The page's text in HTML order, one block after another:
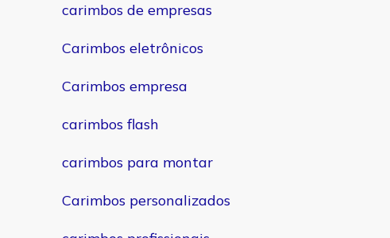
carimbos de empresas
Carimbos eletrônicos
Carimbos empresa
carimbos flash
carimbos para montar
Carimbos personalizados